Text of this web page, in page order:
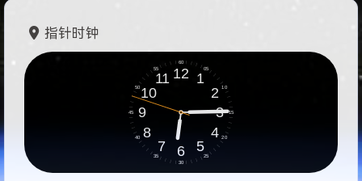
指针时钟